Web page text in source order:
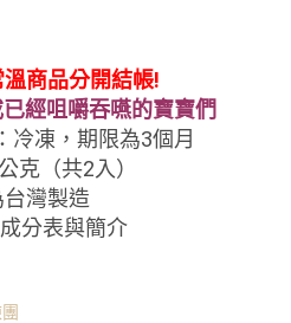
商品分開結帳!
經咀嚼吞嚥的寶寶們
冷凍 ，期限為3個月
克（共2入）
灣製造
分表與簡介